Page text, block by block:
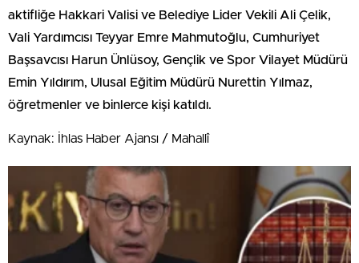
aktifliğe Hakkari Valisi ve Belediye Lider Vekili Ali Çelik,
Vali Yardımcısı Teyyar Emre Mahmutoğlu, Cumhuriyet
Başsavcısı Harun Ünlüsoy, Gençlik ve Spor Vilayet Müdürü
Emin Yıldırım, Ulusal Eğitim Müdürü Nurettin Yılmaz,
öğretmenler ve binlerce kişi katıldı.
Kaynak: İhlas Haber Ajansı / Mahallî